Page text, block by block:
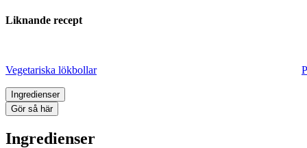
Liknande recept
Vegetariska lökbollar
Ingredienser
Gör så här
Ingredienser